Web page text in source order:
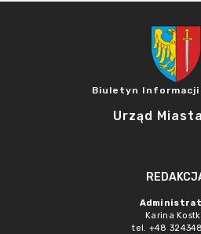
Biuletyn Informacji
Urząd
Karina
tel. +48